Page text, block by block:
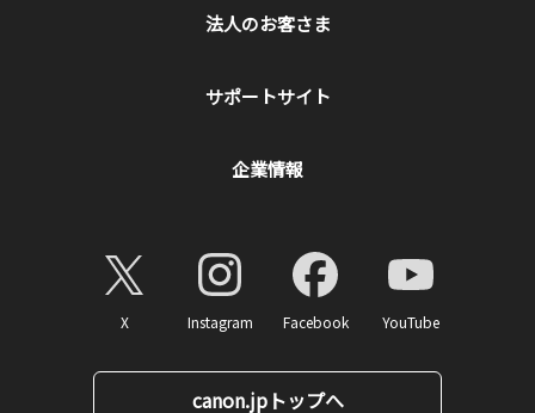
法人のお客さま
サポートサイト
企業情報
X Instagram Facebook YouTube
canon.jpトップへ